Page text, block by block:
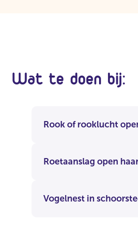
Wat te doen bij:
Rook of rooklucht
Roetaanslag open
Vogelnest in